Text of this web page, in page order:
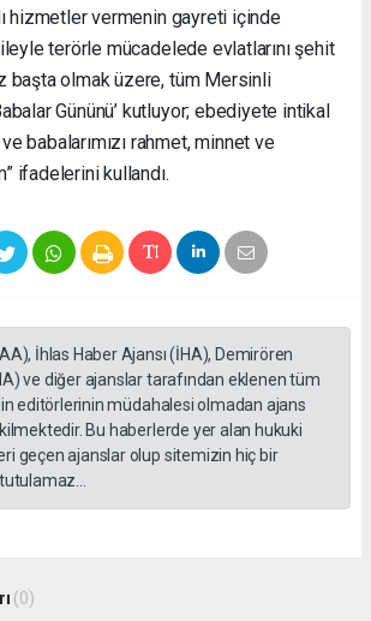
hizmetler vermenin gayreti içinde
terörle mücadelede evlatlarını şehit
başta olmak üzere, tüm Mersinli
Gününü’ kutluyor; ebediyete intikal
babalarımızı rahmet, minnet ve
ifadelerini kullandı.
İhlas Haber Ajansı (İHA), Demirören
ve diğer ajanslar tarafından eklenen tüm
editörlerinin müdahalesi olmadan ajans
Bu haberlerde yer alan hukuki
geçen ajanslar olup sitemizin hiç bir
(0)